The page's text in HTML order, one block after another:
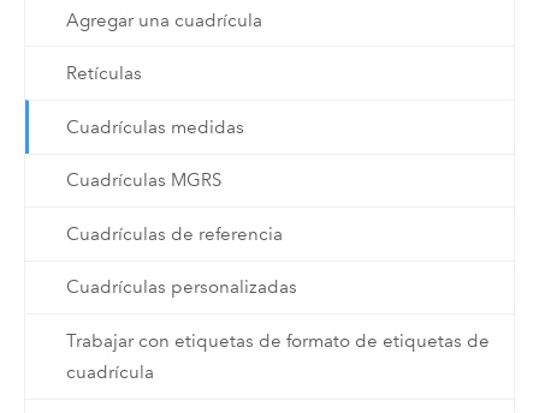
Agregar una cuadrícula
Retículas
Cuadrículas medidas
Cuadrículas MGRS
Cuadrículas de referencia
Cuadrículas personalizadas
Trabajar con etiquetas de formato de etiquetas de
cuadrícula